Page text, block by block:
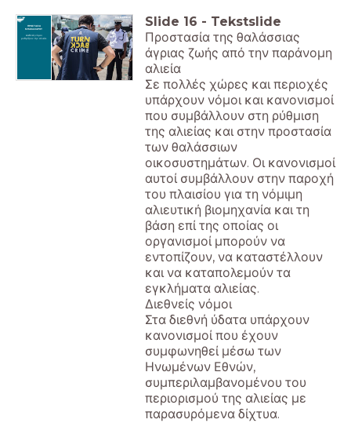
ΠΡΟΣΤΑΣΙΑ
ΜΠΑΚΑΛΙΑΡΟΥ
Διεθνείς νόμοι
ρυθμίζουν την αλιεία.
Slide 16 - Tekstslide
Προστασία της θαλάσσιας
άγριας ζωής από την παράνομη
αλιεία
Σε πολλές χώρες και περιοχές
υπάρχουν νόμοι και κανονισμοί
που συμβάλλουν στη ρύθμιση
της αλιείας και στην προστασία
των θαλάσσιων
οικοσυστημάτων. Οι κανονισμοί
αυτοί συμβάλλουν στην παροχή
του πλαισίου για τη νόμιμη
αλιευτική βιομηχανία και τη
βάση επί της οποίας οι
οργανισμοί μπορούν να
εντοπίζουν, να καταστέλλουν
και να καταπολεμούν τα
εγκλήματα αλιείας.
Διεθνείς νόμοι
Στα διεθνή ύδατα υπάρχουν
κανονισμοί που έχουν
συμφωνηθεί μέσω των
Ηνωμένων Εθνών,
συμπεριλαμβανομένου του
περιορισμού της αλιείας με
παρασυρόμενα δίχτυα.